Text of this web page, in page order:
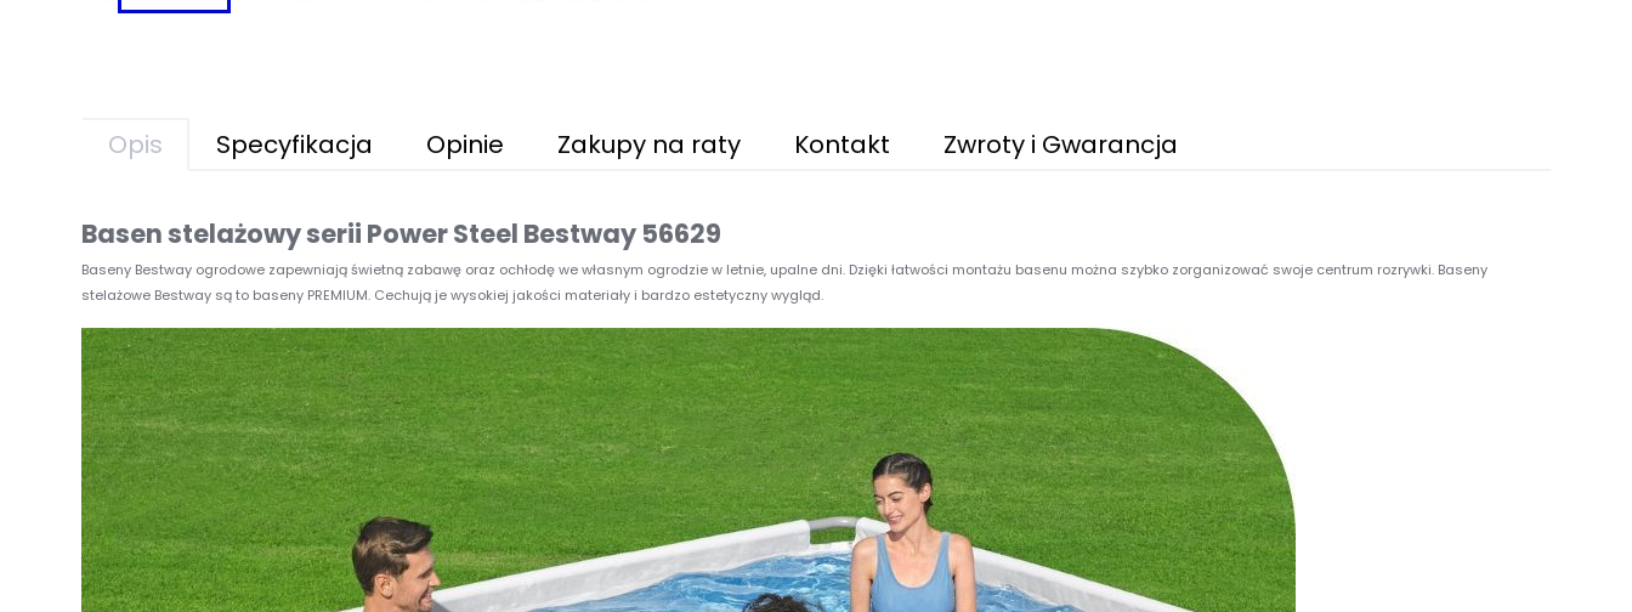
Opis Specyfikacja Opinie Zakupy na raty Kontakt Zwroty i Gwarancja
Basen stelażowy serii Power Steel Bestway 56629
Baseny Bestway ogrodowe zapewniają świetną zabawę oraz ochłodę we własnym ogrodzie w letnie, upalne dni. Dzięki łatwości montażu basenu można szybko zorganizować swoje centrum rozrywki. Baseny
stelażowe Bestway są to baseny PREMIUM. Cechują je wysokiej jakości materiały i bardzo estetyczny wygląd.